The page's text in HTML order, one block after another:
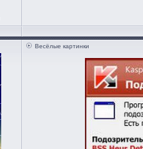
Весёлые картинки